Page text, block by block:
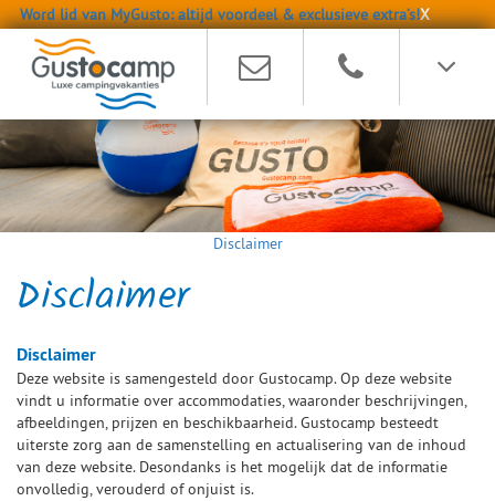
Word lid van MyGusto: altijd voordeel & exclusieve extra’s!X
Disclaimer
Disclaimer
Disclaimer
Deze website is samengesteld door Gustocamp. Op deze website
vindt u informatie over accommodaties, waaronder beschrijvingen,
afbeeldingen, prijzen en beschikbaarheid. Gustocamp besteedt
uiterste zorg aan de samenstelling en actualisering van de inhoud
van deze website. Desondanks is het mogelijk dat de informatie
onvolledig, verouderd of onjuist is.